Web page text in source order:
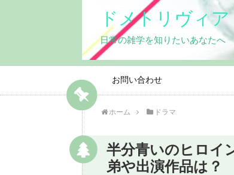
ドメトリヴィア
日常の雑学を知りたいあなたへ
お問い合わせ
ホーム ドラマ
半分青いのヒロイ
弟や出演作品は？